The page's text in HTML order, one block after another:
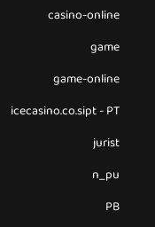
casino-online
game
game-online
icecasino.co.sipt - PT
jurist
n_pu
PB